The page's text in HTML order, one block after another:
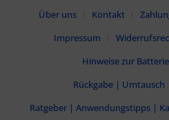
Über uns Kontakt
Impressum
Hinweise zur
Rückgabe | Umtausch
Ratgeber | Anwendungstipps |